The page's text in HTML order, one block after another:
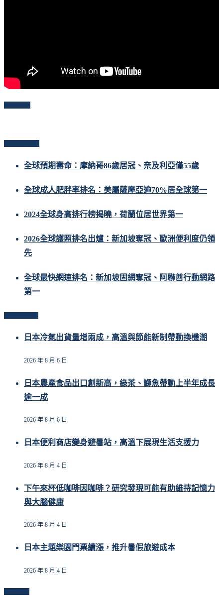
全球預期壽命：摩納哥86歲居冠、奈及利亞僅55歲
全球成人肥胖率排名：美屬薩摩亞逾70%居全球第一
2024全球身高排行榜揭曉，荷蘭位居世界第一
2026全球護照排名出爐：新加坡奪冠、歐洲便利度仍領
先
全球最快網速排名：新加坡固網奪冠、阿聯酋行動網路
第一
日本冷氣出貨量增兩成，高溫與節能新制帶動換機潮
2026 年 8 月 6 日
日本農產食品出口創新高，綠茶、鰤魚帶動上半年成長
逾一成
2026 年 8 月 6 日
日本便利商店變身避暑站，高溫下展現生活支援力
2026 年 8 月 4 日
下午來杯低咖啡因咖啡？研究發現可能有助維持記憶力
與大腦健康
2026 年 8 月 4 日
日本主題樂園門票續漲，推升暑假旅遊成本
2026 年 8 月 4 日